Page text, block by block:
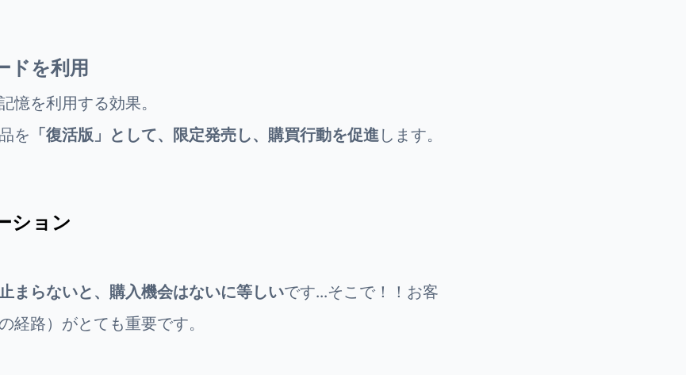
ドを利用
憶を利用する効果。
を 「復活版」として、限定発売し、購買行動を促進 します。
ション
まらないと、購入機会はないに等しいです...そこで！！お客
経路）がとても重要です。